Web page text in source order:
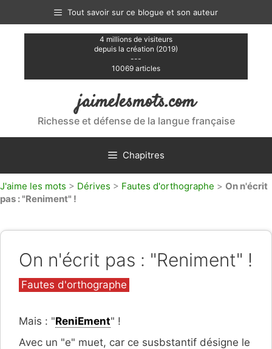
contenu
Tout savoir sur ce blogue et son auteur
4 millions de visiteurs
depuis la création (2019)
---
10069 articles
jaimelesmots.com
Richesse et défense de la langue française
Chapitres
J'aime les mots > Dérives > Fautes d'orthographe > On n'écrit
pas : "Reniment" !
On n'écrit pas : "Reniment" !
Catégories
Fautes d'orthographe
Mais : "ReniEment" !
Avec un "e" muet, car ce susbstantif désigne le